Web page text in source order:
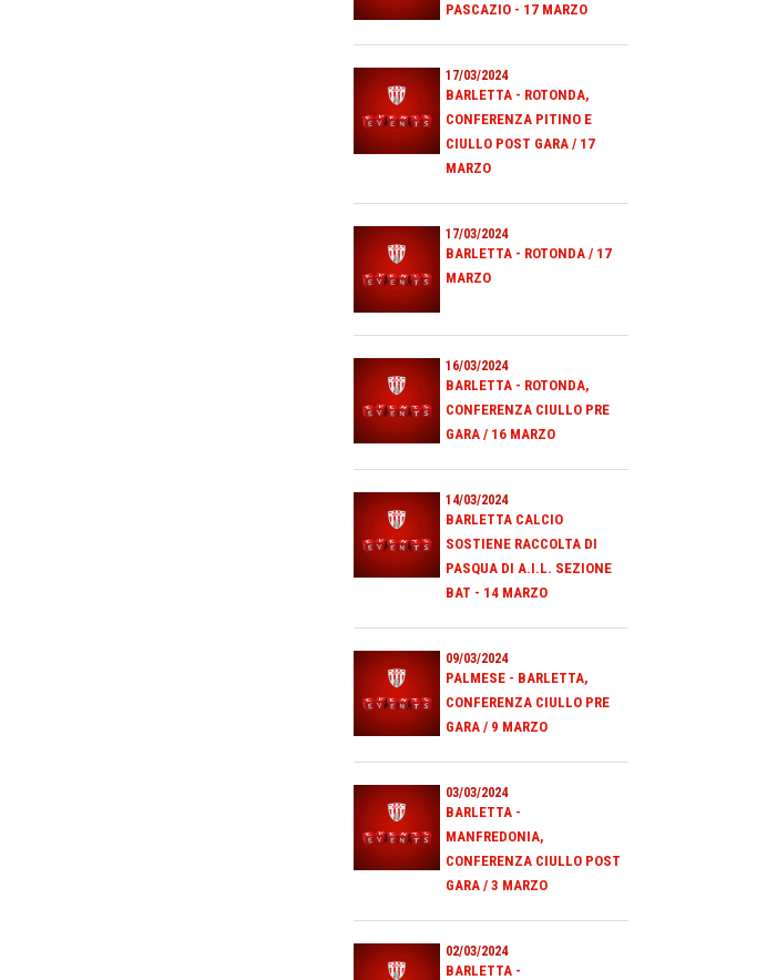
PASCAZIO - 17 MARZO
17/03/2024
BARLETTA - ROTONDA,
CONFERENZA PITINO E
CIULLO POST GARA / 17
MARZO
17/03/2024
BARLETTA - ROTONDA / 17
MARZO
16/03/2024
BARLETTA - ROTONDA,
CONFERENZA CIULLO PRE
GARA / 16 MARZO
14/03/2024
BARLETTA CALCIO
SOSTIENE RACCOLTA DI
PASQUA DI A.I.L. SEZIONE
BAT - 14 MARZO
09/03/2024
PALMESE - BARLETTA,
CONFERENZA CIULLO PRE
GARA / 9 MARZO
03/03/2024
BARLETTA -
MANFREDONIA,
CONFERENZA CIULLO POST
GARA / 3 MARZO
02/03/2024
BARLETTA -